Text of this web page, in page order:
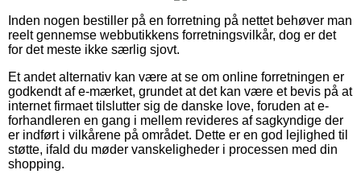
Inden nogen bestiller på en forretning på nettet behøver man
reelt gennemse webbutikkens forretningsvilkår, dog er det
for det meste ikke særlig sjovt.
Et andet alternativ kan være at se om online forretningen er
godkendt af e-mærket, grundet at det kan være et bevis på at
internet firmaet tilslutter sig de danske love, foruden at e-
forhandleren en gang i mellem revideres af sagkyndige der
er indført i vilkårene på området. Dette er en god lejlighed til
støtte, ifald du møder vanskeligheder i processen med din
shopping.